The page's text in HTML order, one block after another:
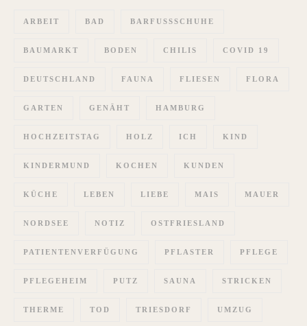
ARBEIT BAD BARFUSSSCHUHE
BAUMARKT BODEN CHILIS COVID 19
DEUTSCHLAND FAUNA FLIESEN FLORA
GARTEN GENÄHT HAMBURG
HOCHZEITSTAG HOLZ ICH KIND
KINDERMUND KOCHEN KUNDEN
KÜCHE LEBEN LIEBE MAIS MAUER
NORDSEE NOTIZ OSTFRIESLAND
PATIENTENVERFÜGUNG PFLASTER PFLEGE
PFLEGEHEIM PUTZ SAUNA STRICKEN
THERME TOD TRIESDORF UMZUG